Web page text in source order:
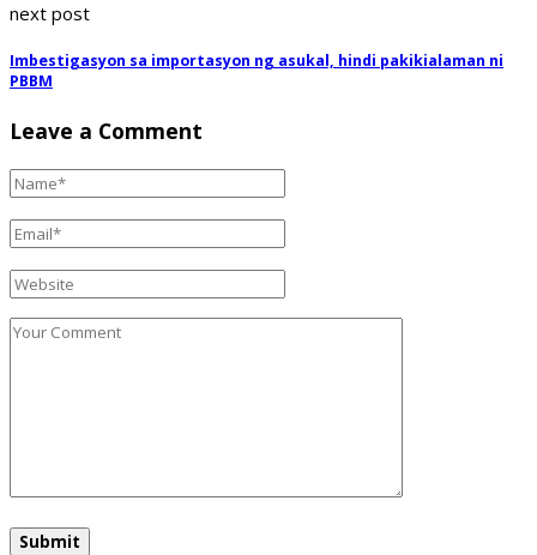
next post
Imbestigasyon sa importasyon ng asukal, hindi pakikialaman ni
PBBM
Leave a Comment